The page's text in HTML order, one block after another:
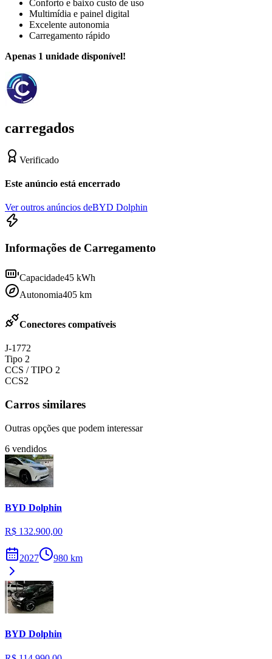
Conforto e baixo custo de uso
Multimídia e painel digital
Excelente autonomia
Carregamento rápido
Apenas 1 unidade disponível!
carregados
Verificado
Este anúncio está encerrado
Ver outros anúncios deBYD Dolphin
Informações de Carregamento
Capacidade45 kWh
Autonomia405 km
Conectores compatíveis
J-1772
Tipo 2
CCS / TIPO 2
CCS2
Carros similares
Outras opções que podem interessar
6 vendidos
BYD Dolphin
R$ 132.900,00
2027 980 km
BYD Dolphin